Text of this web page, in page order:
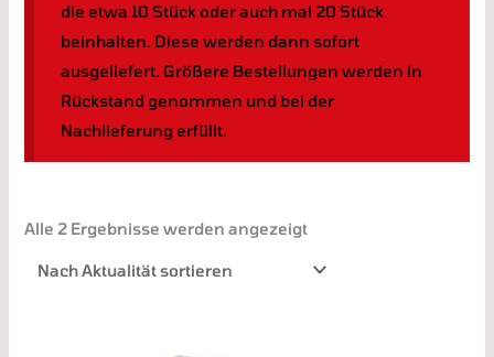
die etwa 10 Stück oder auch mal 20 Stück
beinhalten. Diese werden dann sofort
ausgeliefert. Größere Bestellungen werden in
Rückstand genommen und bei der
Nachlieferung erfüllt.
Alle 2 Ergebnisse werden angezeigt